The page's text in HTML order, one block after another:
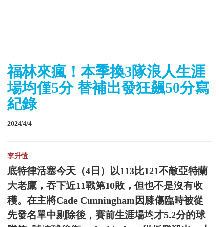
福林來瘋！本季換3隊浪人生涯
場均僅5分 替補出發狂飆50分寫
紀錄
2024/4/4
李升愷
底特律活塞今天（4日）以113比121不敵亞特蘭
大老鷹，吞下近11戰第10敗，但也不是沒有收
穫。在主將Cade Cunningham因膝傷臨時被從
先發名單中剔除後，賽前生涯場均才5.2分的球